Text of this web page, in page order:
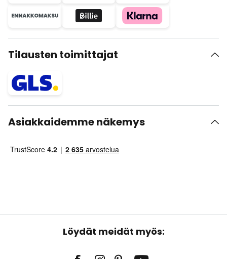
Tilausten toimittajat
Asiakkaidemme näkemys
Löydät meidät myös: